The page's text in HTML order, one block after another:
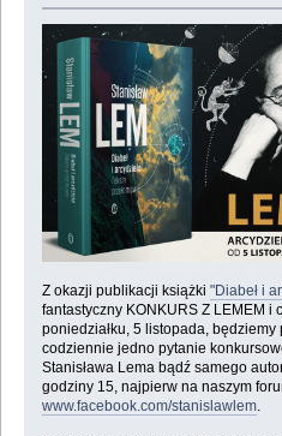
Z okazji publikacji książki "Diabeł i
fantastyczny KONKURS Z LEMEM i
poniedziałku, 5 listopada,
codziennie jedno pytanie
Stanisława Lema bądź samego
godziny 15, najpierw na naszym
www.facebook.com/stanislawlem.